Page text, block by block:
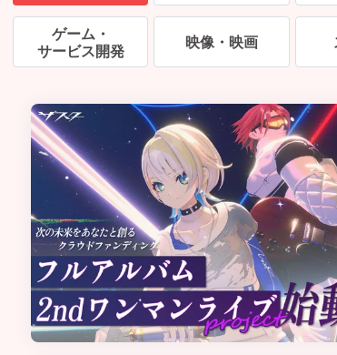
ゲーム・
サービス開発
映像・ 映画